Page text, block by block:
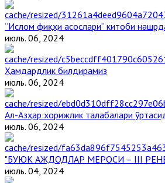
“Ислом фиқҳи асослари” китоби
июль. 06, 2024
Ҳамдардлик билдирамиз
июль. 06, 2024
Aл-Aзҳар:хорижлик талабалари
июль. 06, 2024
"БУЮК АЖДОДЛАР МЕРОСИ – III
июль. 04, 2024